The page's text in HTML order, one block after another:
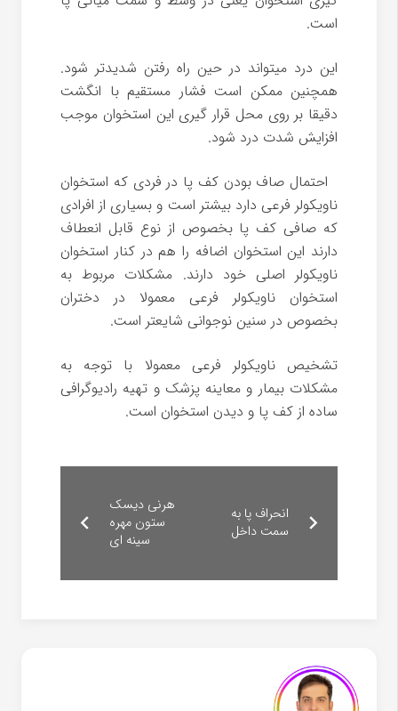
است.
این درد میتواند در حین راه رفتن شدیدتر شود.
همچنین ممکن است فشار مستقیم با انگشت
دقیقا بر روی محل قرار گیری این استخوان موجب
افزایش شدت درد شود.
احتمال صاف بودن کف پا در فردی که استخوان
ناویکولر فرعی دارد بیشتر است و بسیاری از افرادی
که صافی کف پا بخصوص از نوع قابل انعطاف
دارند این استخوان اضافه را هم در کنار استخوان
ناویکولر اصلی خود دارند. مشکلات مربوط به
استخوان ناویکولر فرعی معمولا در دختران
بخصوص در سنین نوجوانی شایعتر است.
تشخیص ناویکولر فرعی معمولا با توجه به
مشکلات بیمار و معاینه پزشک و تهیه رادیوگرافی
ساده از کف پا و دیدن استخوان است.
هرنی دیسک
ستون مهره
سینه ای
انحراف پا به
سمت داخل